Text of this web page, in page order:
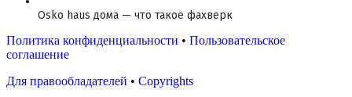
Osko haus дома — что такое фахверк
Политика конфиденциальности • Пользовательское
соглашение
Для правообладателей • Copyrights